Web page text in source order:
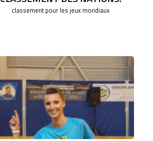
classement pour les jeux mondiaux